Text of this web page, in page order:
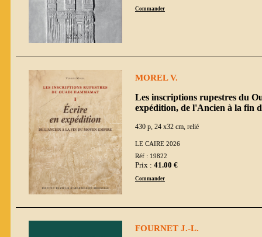
Commander
MOREL V.
Les inscriptions rupestres du
expédition, de l'Ancien à la fin
430 p, 24 x32 cm, relié
LE CAIRE 2026
Réf : 19822
Prix : 41.00 €
Commander
FOURNET J.-L.